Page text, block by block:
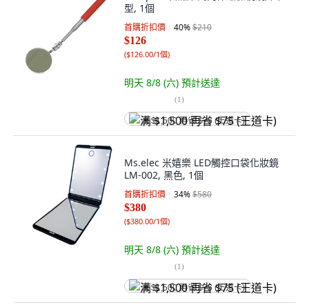
型, 1個
首購折扣價 40%$210
$126
($126.00/1個)
明天 8/8 (六) 預計送達
(1)
满 $1,500 再省 $75 (王道卡)
Ms.elec 米嬉樂 LED觸控口袋化妝鏡
LM-002, 黑色, 1個
首購折扣價 34%$580
$380
($380.00/1個)
明天 8/8 (六) 預計送達
(1)
满 $1,500 再省 $75 (王道卡)